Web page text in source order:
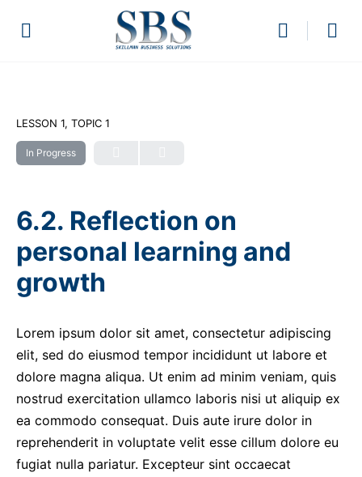
LESSON 1, TOPIC 1
In Progress
6.2. Reflection on
personal learning and
growth
Lorem ipsum dolor sit amet, consectetur adipiscing
elit, sed do eiusmod tempor incididunt ut labore et
dolore magna aliqua. Ut enim ad minim veniam, quis
nostrud exercitation ullamco laboris nisi ut aliquip ex
ea commodo consequat. Duis aute irure dolor in
reprehenderit in voluptate velit esse cillum dolore eu
fugiat nulla pariatur. Excepteur sint occaecat